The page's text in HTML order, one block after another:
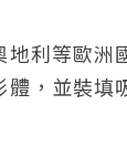
利等歐
，並裝